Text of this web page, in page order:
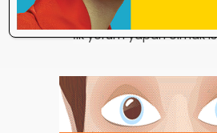
Henüz bu içeriğe yorum
İlk yorum yapan olmak